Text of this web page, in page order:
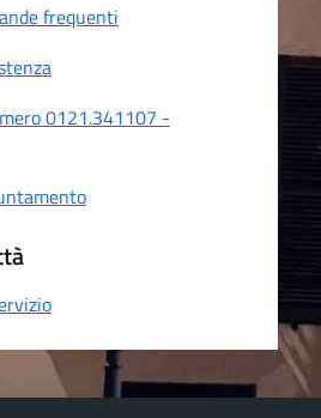
frequenti
0121.341107 -